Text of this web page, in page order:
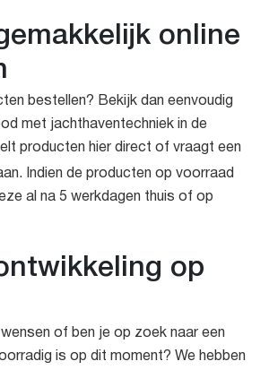
online
bestellen? Bekijk dan eenvoudig
met jachthaventechniek in de
producten hier direct of vraagt een
Indien de producten op voorraad
al na 5 werkdagen thuis of op
op
of ben je op zoek naar een
is op dit moment? We hebben